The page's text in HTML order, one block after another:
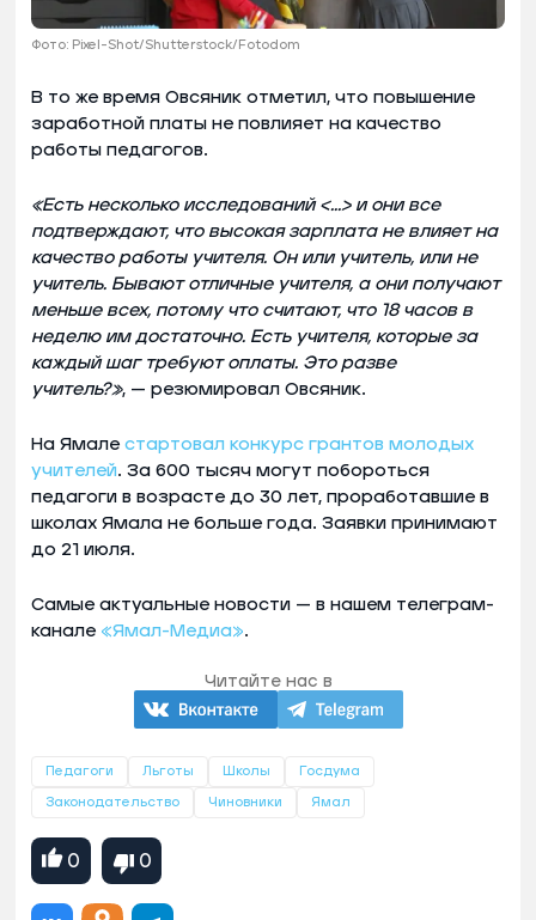
Фото: Pixel-Shot/Shutterstock/Fotodom
В то же время Овсяник отметил, что повышение
заработной платы не повлияет на качество
работы педагогов.
«Есть несколько исследований <…> и они все
подтверждают, что высокая зарплата не влияет на
качество работы учителя. Он или учитель, или не
учитель. Бывают отличные учителя, а они получают
меньше всех, потому что считают, что 18 часов в
неделю им достаточно. Есть учителя, которые за
каждый шаг требуют оплаты. Это разве
учитель?», — резюмировал Овсяник.
На Ямале стартовал конкурс грантов молодых
учителей. За 600 тысяч могут побороться
педагоги в возрасте до 30 лет, проработавшие в
школах Ямала не больше года. Заявки принимают
до 21 июля.
Самые актуальные новости — в нашем телеграм-
канале «Ямал-Медиа».
Читайте нас в
Педагоги Льготы Школы Госдума
Законодательство Чиновники Ямал
0 0